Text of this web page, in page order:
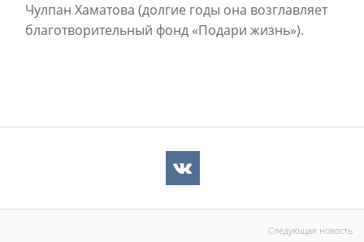
Чулпан Хаматова (долгие годы она возглавляет
благотворительный фонд «Подари жизнь»).
Следующая новость